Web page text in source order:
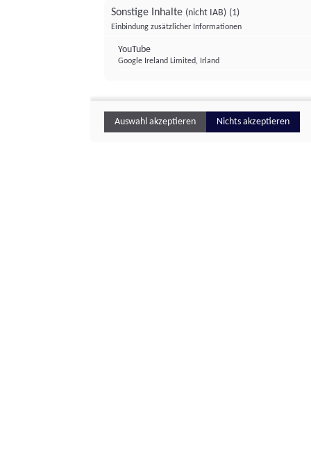
Sonstige Inhalte (nicht IAB) (1)
Einbindung zusätzlicher Informationen
YouTube
Google Ireland Limited, Irland
Auswahl akzeptieren Nichts akzeptieren